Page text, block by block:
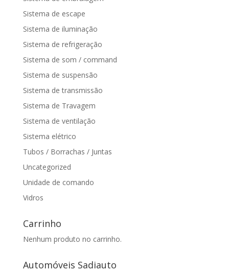
Sistema de escape
Sistema de iluminação
Sistema de refrigeração
Sistema de som / command
Sistema de suspensão
Sistema de transmissão
Sistema de Travagem
Sistema de ventilação
Sistema elétrico
Tubos / Borrachas / Juntas
Uncategorized
Unidade de comando
Vidros
Carrinho
Nenhum produto no carrinho.
Automóveis Sadiauto